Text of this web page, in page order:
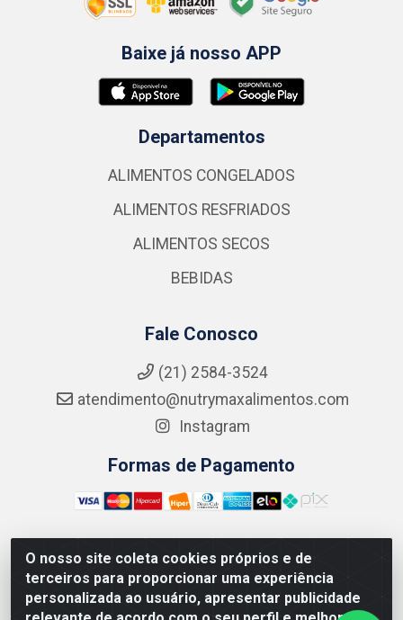
O nosso site coleta cookies próprios e de
terceiros para proporcionar uma experiência
personalizada ao usuário, apresentar publicidade
Baixe já nosso APP
Departamentos
ALIMENTOS CONGELADOS
ALIMENTOS RESFRIADOS
ALIMENTOS SECOS
BEBIDAS
Fale Conosco
(21) 2584-3524
atendimento@nutrymaxalimentos.com
Instagram
Formas de Pagamento
NUTRY MAX COMÉRCIO DE PRODUTOS ALIMENTICIOS
LTDA - RUA DO FEIJÃO, 721 PENHA CIRCULAR/RJ -
CNPJ: 15.796.122/0001-03